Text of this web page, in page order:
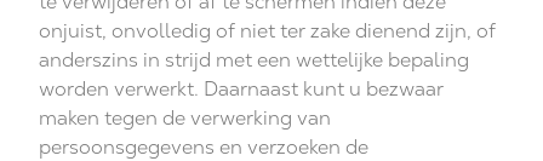
onjuist, onvolledig of niet ter zake dienend zijn, of
anderszins in strijd met een wettelijke bepaling
worden verwerkt. Daarnaast kunt u bezwaar
maken tegen de verwerking van
persoonsgegevens en verzoeken de